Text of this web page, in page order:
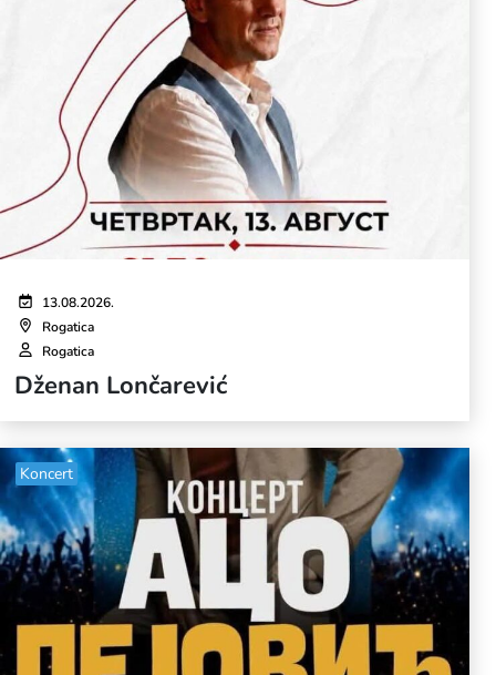
13.08.2026.
Rogatica
Rogatica
Dženan Lončarević
Koncert